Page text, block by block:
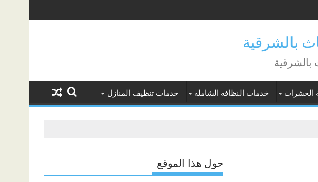
بالشرقية
الحشرات خدمات النظافه الشامله خدمات تنظيف المنازل
حول هذا الموقع